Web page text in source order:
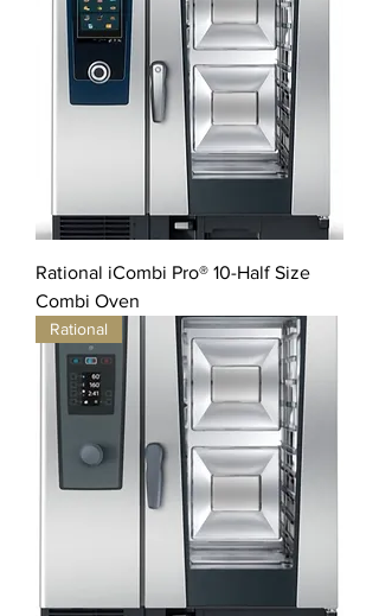
Rational iCombi Pro® 10-Half Size
Combi Oven
Rational